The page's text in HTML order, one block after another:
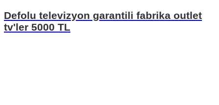
Defolu televizyon garantili fabrika outlet
tv'ler 5000 TL